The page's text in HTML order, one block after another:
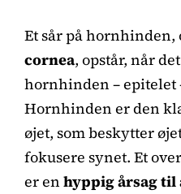
Et sår på hornhinden,
cornea, opstår, når
hornhinden – epitelet
Hornhinden er den
øjet, som beskytter
fokusere synet. Et
er en hyppig årsag